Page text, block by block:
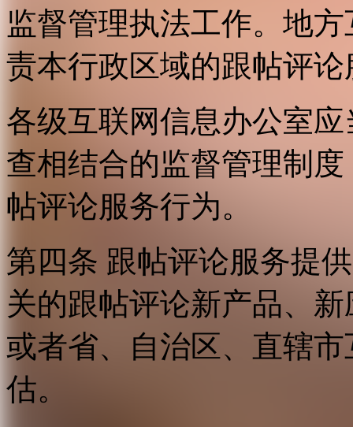
监督管理执法工作。地
责本行政区域的跟帖评
各级互联网信息办公室
查相结合的监督管理制
帖评论服务行为。
第四条 跟帖评论服务提
关的跟帖评论新产品、
或者省、自治区、直辖
估。